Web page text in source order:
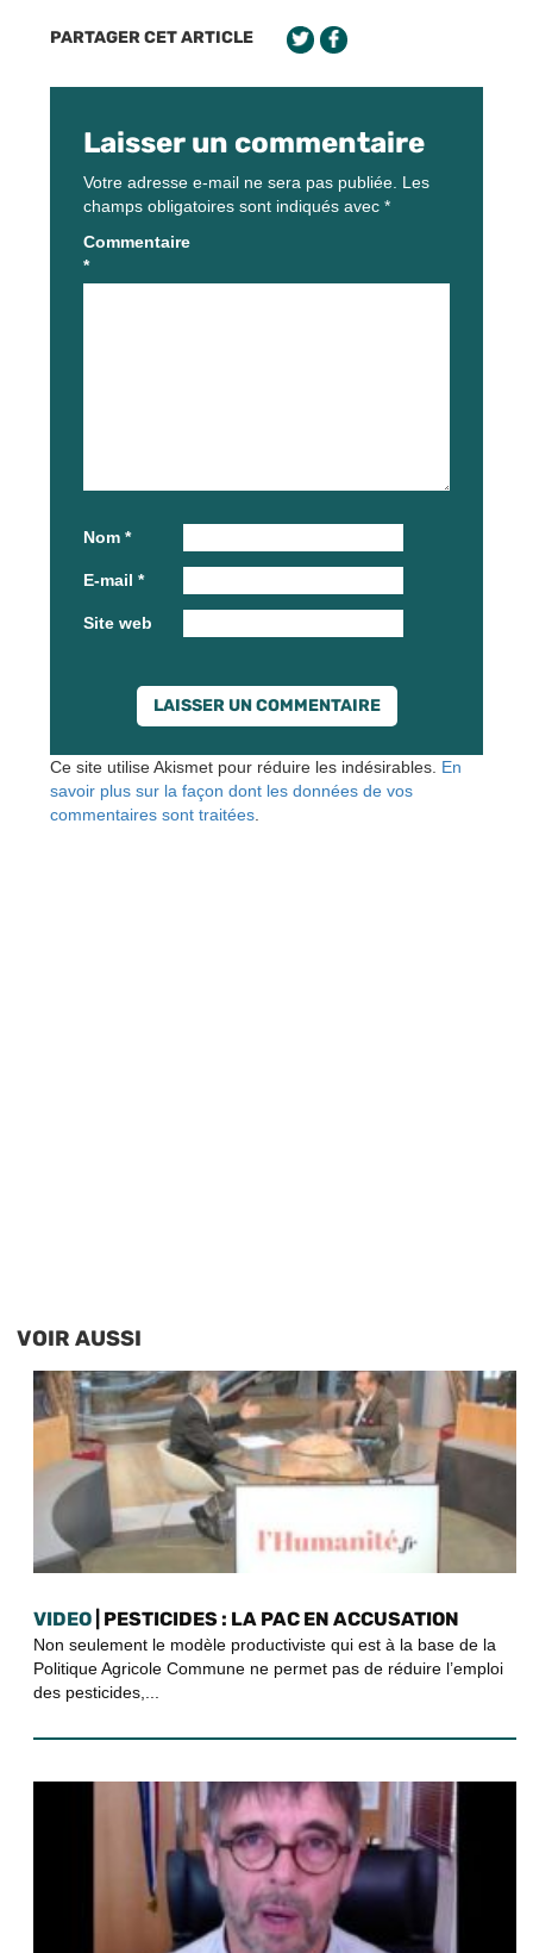
PARTAGER CET ARTICLE
Laisser un commentaire
Votre adresse e-mail ne sera pas publiée. Les
champs obligatoires sont indiqués avec *
Commentaire
*
Nom *
E-mail *
Site web
Ce site utilise Akismet pour réduire les indésirables. En
savoir plus sur la façon dont les données de vos
commentaires sont traitées
VOIR AUSSI
VIDEO | PESTICIDES : LA PAC EN ACCUSATION
Non seulement le modèle productiviste qui est à la base de la
Politique Agricole Commune ne permet pas de réduire l’emploi
des pesticides,...